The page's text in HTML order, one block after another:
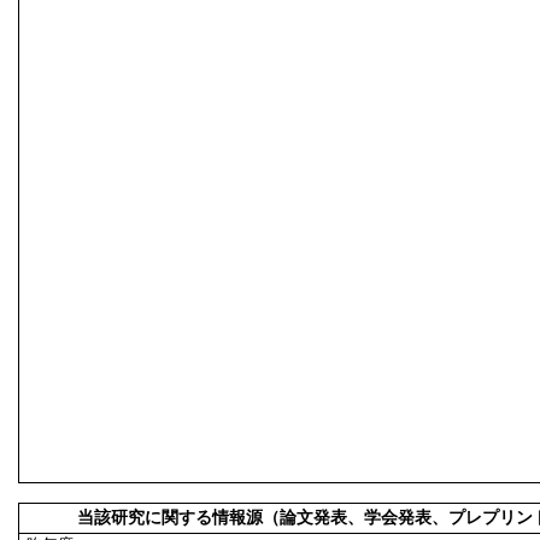
当該研究に関する情報源（論文発表、学会発表、プレプリン